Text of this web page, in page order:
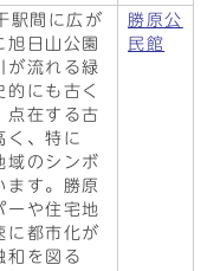
駅間に広が
旭日山公園
が流れる緑
にも古く
点在する古
く、特に
域のシンボ
ます。勝原
ーや住宅地
に都市化が
和を図る
勝原公
民館